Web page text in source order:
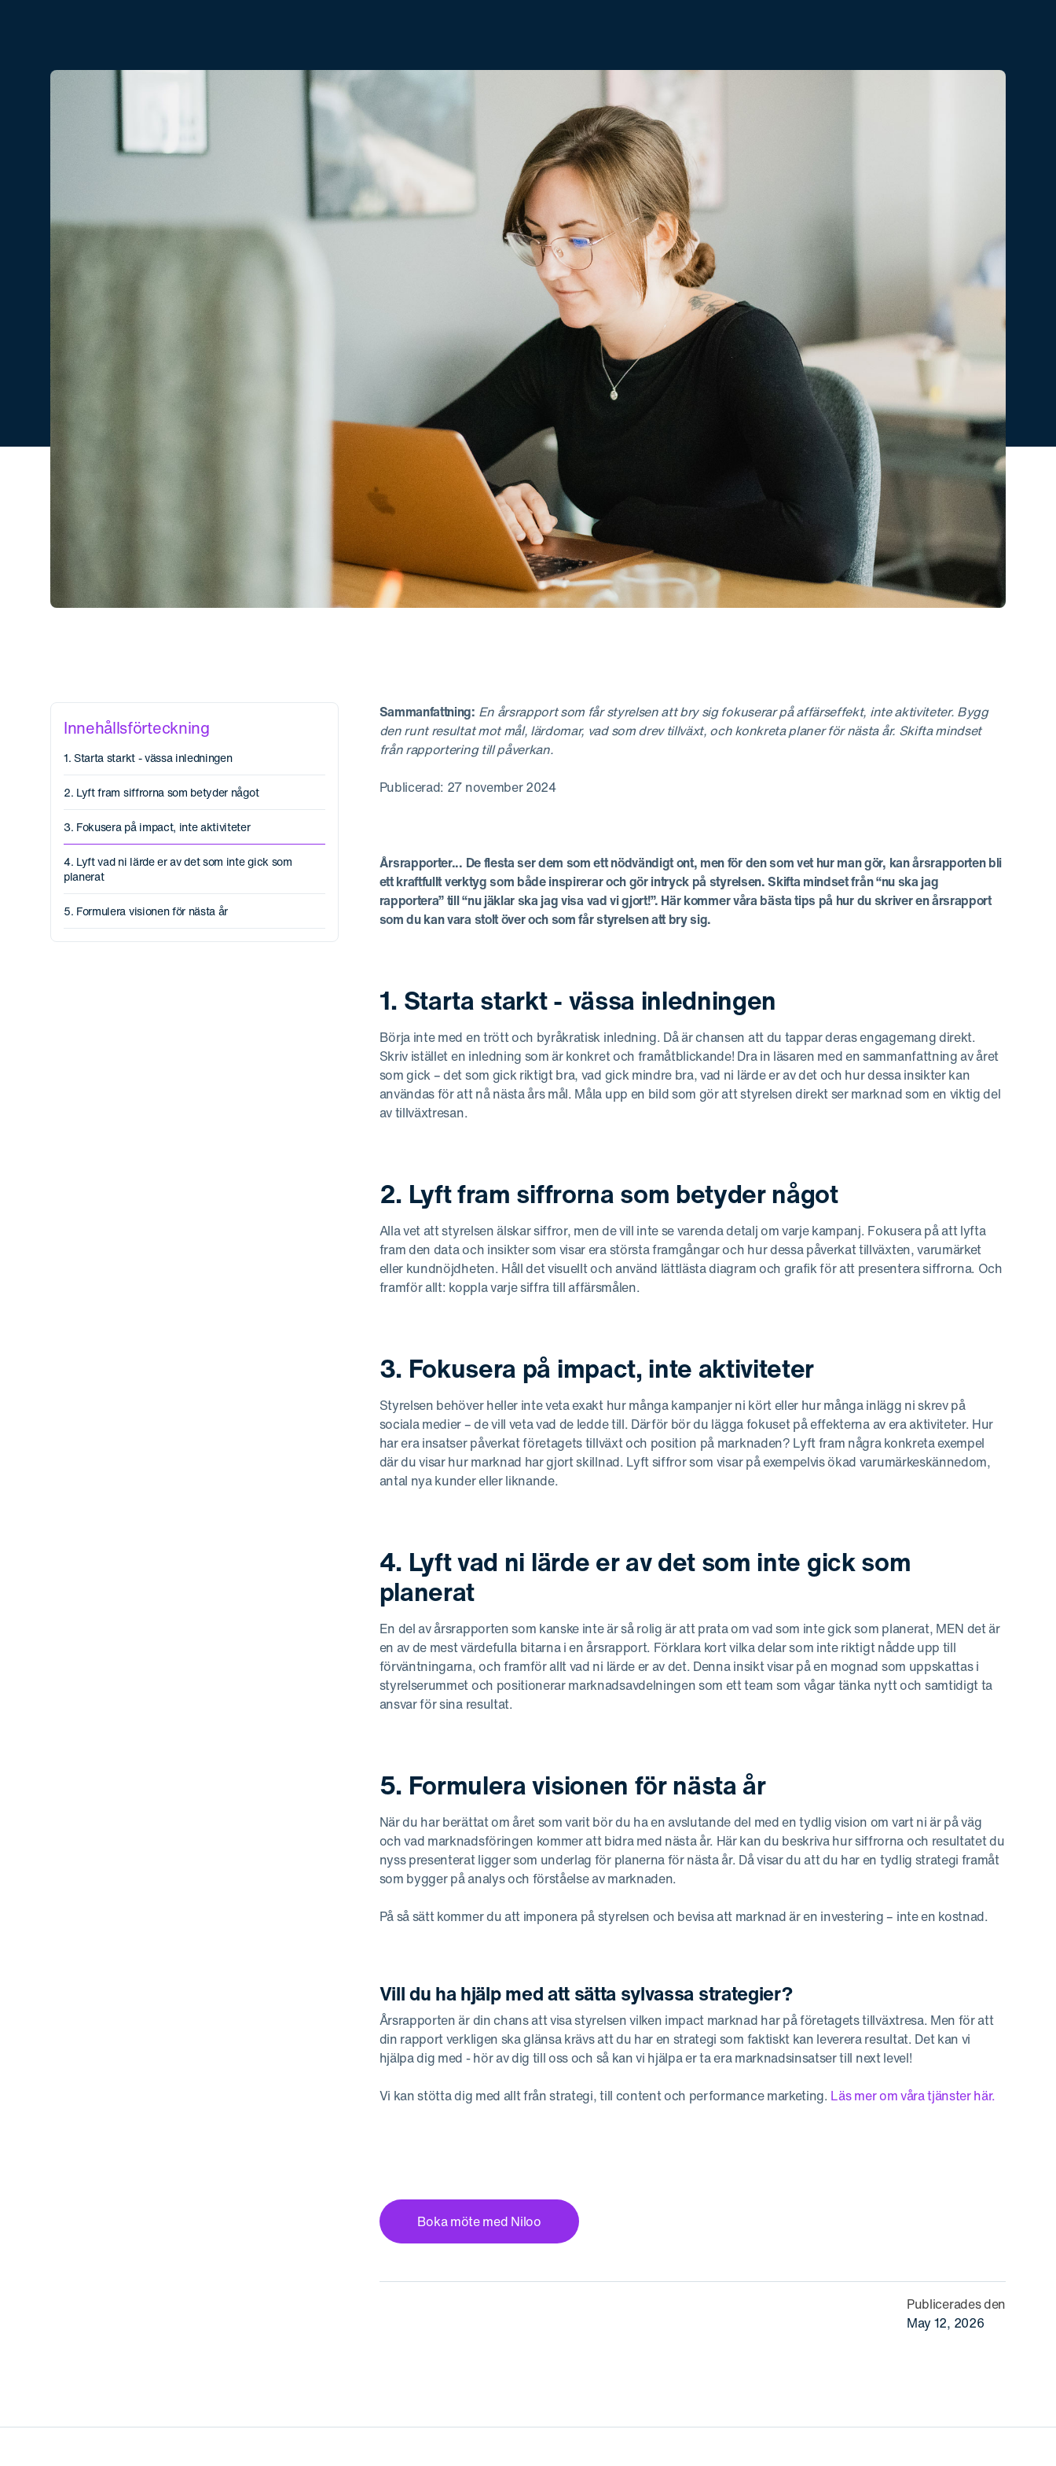
Innehållsförteckning
1. Starta starkt - vässa inledningen
2. Lyft fram siffrorna som betyder något
3. Fokusera på impact, inte aktiviteter
4. Lyft vad ni lärde er av det som inte gick som
planerat
5. Formulera visionen för nästa år
Sammanfattning: En årsrapport som får styrelsen att bry sig fokuserar på affärseffekt, inte aktiviteter. Bygg
den runt resultat mot mål, lärdomar, vad som drev tillväxt, och konkreta planer för nästa år. Skifta mindset
från rapportering till påverkan.
Publicerad: 27 november 2024
Årsrapporter... De flesta ser dem som ett nödvändigt ont, men för den som vet hur man gör, kan årsrapporten bli
ett kraftfullt verktyg som både inspirerar och gör intryck på styrelsen. Skifta mindset från “nu ska jag
rapportera” till “nu jäklar ska jag visa vad vi gjort!”. Här kommer våra bästa tips på hur du skriver en årsrapport
som du kan vara stolt över och som får styrelsen att bry sig.
1. Starta starkt - vässa inledningen
Börja inte med en trött och byråkratisk inledning. Då är chansen att du tappar deras engagemang direkt.
Skriv istället en inledning som är konkret och framåtblickande! Dra in läsaren med en sammanfattning av året
som gick – det som gick riktigt bra, vad gick mindre bra, vad ni lärde er av det och hur dessa insikter kan
användas för att nå nästa års mål. Måla upp en bild som gör att styrelsen direkt ser marknad som en viktig del
av tillväxtresan.
2. Lyft fram siffrorna som betyder något
Alla vet att styrelsen älskar siffror, men de vill inte se varenda detalj om varje kampanj. Fokusera på att lyfta
fram den data och insikter som visar era största framgångar och hur dessa påverkat tillväxten, varumärket
eller kundnöjdheten. Håll det visuellt och använd lättlästa diagram och grafik för att presentera siffrorna. Och
framför allt: koppla varje siffra till affärsmålen.
3. Fokusera på impact, inte aktiviteter
Styrelsen behöver heller inte veta exakt hur många kampanjer ni kört eller hur många inlägg ni skrev på
sociala medier – de vill veta vad de ledde till. Därför bör du lägga fokuset på effekterna av era aktiviteter. Hur
har era insatser påverkat företagets tillväxt och position på marknaden? Lyft fram några konkreta exempel
där du visar hur marknad har gjort skillnad. Lyft siffror som visar på exempelvis ökad varumärkeskännedom,
antal nya kunder eller liknande.
4. Lyft vad ni lärde er av det som inte gick som
planerat
En del av årsrapporten som kanske inte är så rolig är att prata om vad som inte gick som planerat, MEN det är
en av de mest värdefulla bitarna i en årsrapport. Förklara kort vilka delar som inte riktigt nådde upp till
förväntningarna, och framför allt vad ni lärde er av det. Denna insikt visar på en mognad som uppskattas i
styrelserummet och positionerar marknadsavdelningen som ett team som vågar tänka nytt och samtidigt ta
ansvar för sina resultat.
5. Formulera visionen för nästa år
När du har berättat om året som varit bör du ha en avslutande del med en tydlig vision om vart ni är på väg
och vad marknadsföringen kommer att bidra med nästa år. Här kan du beskriva hur siffrorna och resultatet du
nyss presenterat ligger som underlag för planerna för nästa år. Då visar du att du har en tydlig strategi framåt
som bygger på analys och förståelse av marknaden.
På så sätt kommer du att imponera på styrelsen och bevisa att marknad är en investering – inte en kostnad.
Vill du ha hjälp med att sätta sylvassa strategier?
Årsrapporten är din chans att visa styrelsen vilken impact marknad har på företagets tillväxtresa. Men för att
din rapport verkligen ska glänsa krävs att du har en strategi som faktiskt kan leverera resultat. Det kan vi
hjälpa dig med - hör av dig till oss och så kan vi hjälpa er ta era marknadsinsatser till next level!
Vi kan stötta dig med allt från strategi, till content och performance marketing. Läs mer om våra tjänster här.
Boka möte med Niloo
Publicerades den
May 12, 2026